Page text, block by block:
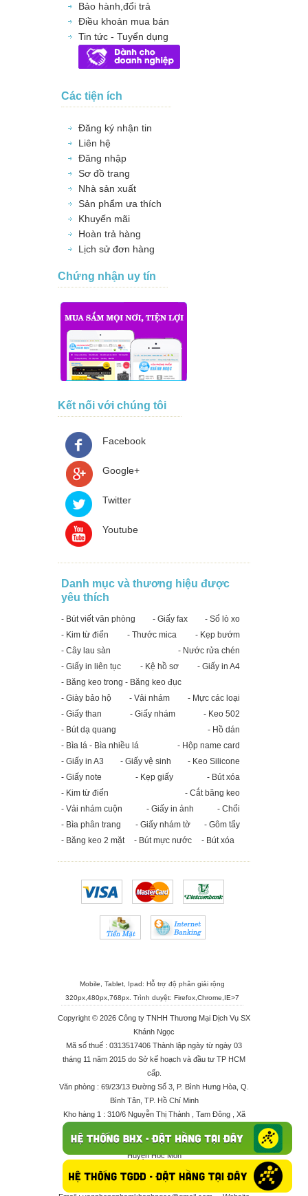
Bảo hành,đổi trả
Điều khoản mua bán
Tin tức - Tuyển dụng
Các tiện ích
Đăng ký nhận tin
Liên hệ
Đăng nhập
Sơ đồ trang
Nhà sản xuất
Sản phẩm ưa thích
Khuyến mãi
Hoàn trả hàng
Lịch sử đơn hàng
Chứng nhận uy tín
Kết nối với chúng tôi
Facebook
Google+
Twitter
Youtube
Danh mục và thương hiệu được
yêu thích
- Bút viết văn phòng - Giấy fax
- Sổ lò xo
- Kim từ điển
- Thước mica
- Kẹp bướm
- Cây lau sàn
- Nước rửa chén
- Giấy in liên tục
- Kệ hồ sơ
- Giấy in A4
- Băng keo trong - Băng keo đục
- Giày bảo hộ
- Vải nhám
- Mực các loại
- Giấy than
- Giấy nhám
- Keo 502
- Bút dạ quang
- Hồ dán
- Bìa lá - Bìa nhiều lá
- Hộp name card
- Giấy in A3
- Giấy vệ sinh
- Keo Silicone
- Giấy note
- Kẹp giấy
- Bút xóa
- Kim từ điển
- Cắt băng keo
- Vải nhám cuộn
- Giấy in ảnh
- Chổi
- Bìa phân trang
- Giấy nhám tờ
- Gôm tẩy
- Băng keo 2 mặt
- Bút mực nước - Bút xóa
Mobile, Tablet, Ipad: Hỗ trợ độ phân giải rộng
320px,480px,768px. Trình duyệt: Firefox,Chrome,IE>7
Copyright © 2026 Công ty TNHH Thương Mại Dịch Vụ SX
Khánh Ngọc
Mã số thuế : 0313517406 Thành lập ngày từ ngày 03
tháng 11 năm 2015 do Sở kế hoạch và đầu tư TP HCM
cấp.
Văn phòng : 69/23/13 Đường Số 3, P. Bình Hưng Hòa, Q.
Bình Tân, TP. Hồ Chí Minh
Kho hàng 1 : 310/6 Nguyễn Thị Thảnh , Tam Đông , Xã
Kho hàng 2 : 68/2X Ấp Đông 1 , Xã Thới Tam Thôn ,
Huyện Hóc Môn
Điện thoại : 028 625 66506 - 0909 682 189 - 082 7158
413 - 096 298 10 17 - 0961 208 617